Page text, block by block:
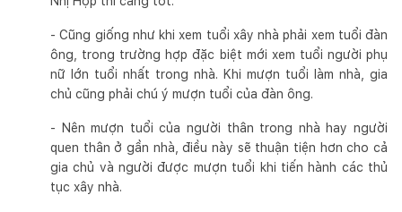
- Cũng giống như khi xem tuổi xây nhà phải xem tuổi đàn
ông, trong trường hợp đặc biệt mới xem tuổi người phụ
nữ lớn tuổi nhất trong nhà. Khi mượn tuổi làm nhà, gia
chủ cũng phải chú ý mượn tuổi của đàn ông.
- Nên mượn tuổi của người thân trong nhà hay người
quen thân ở gần nhà, điều này sẽ thuận tiện hơn cho cả
gia chủ và người được mượn tuổi khi tiến hành các thủ
tục xây nhà.